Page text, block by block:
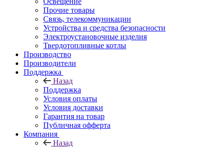
Прочие товары
Связь, телекоммуникации
Устройства и средства безопасности
Электроустановочные изделия
Твердотопливные котлы
Производство
Производители
Поддержка
Назад
Поддержка
Условия оплаты
Условия доставки
Гарантия на товар
Публичная офферта
Компания
Назад